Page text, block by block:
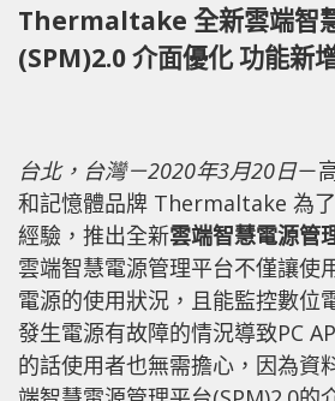
Thermaltake 全新雲端智
(SPM)2.0 介面優化 功能新
台北，台灣－2020年3月20日－
和記憶體品牌 Thermaltake 為
經驗，推出全新雲端智慧電源管
雲端智慧電源管理平台不僅讓使
電源的使用狀況，且能監控數位
發生電源有故障的情況導致PC
的話使用者也無需擔心，因為資